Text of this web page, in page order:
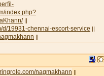
index.php?
||
d/19931-chennai-escort-service ||
||
nagmakhann ||